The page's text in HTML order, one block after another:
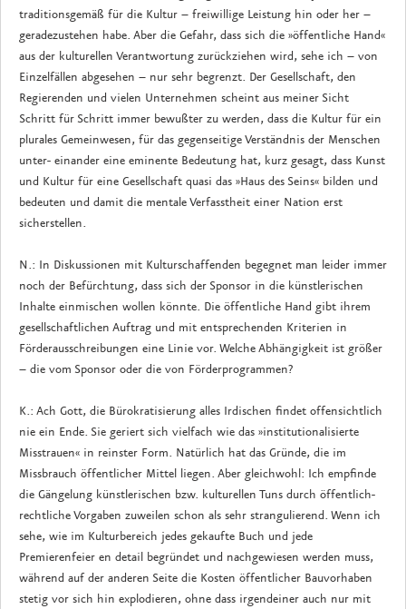
traditionsgemäß für die Kultur – freiwillige Leistung hin oder her –
geradezustehen habe. Aber die Gefahr, dass sich die »öffentliche Hand«
aus der kulturellen Verantwortung zurückziehen wird, sehe ich – von
Einzelfällen abgesehen – nur sehr begrenzt. Der Gesellschaft, den
Regierenden und vielen Unternehmen scheint aus meiner Sicht
Schritt für Schritt immer bewußter zu werden, dass die Kultur für ein
plurales Gemeinwesen, für das gegenseitige Verständnis der Menschen
unter- einander eine eminente Bedeutung hat, kurz gesagt, dass Kunst
und Kultur für eine Gesellschaft quasi das »Haus des Seins« bilden und
bedeuten und damit die mentale Verfasstheit einer Nation erst
sicherstellen.
N.: In Diskussionen mit Kulturschaffenden begegnet man leider immer
noch der Befürchtung, dass sich der Sponsor in die künstlerischen
Inhalte einmischen wollen könnte. Die öffentliche Hand gibt ihrem
gesellschaftlichen Auftrag und mit entsprechenden Kriterien in
Förderausschreibungen eine Linie vor. Welche Abhängigkeit ist größer
– die vom Sponsor oder die von Förderprogrammen?
K.: Ach Gott, die Bürokratisierung alles Irdischen findet offensichtlich
nie ein Ende. Sie geriert sich vielfach wie das »institutionalisierte
Misstrauen« in reinster Form. Natürlich hat das Gründe, die im
Missbrauch öffentlicher Mittel liegen. Aber gleichwohl: Ich empfinde
die Gängelung künstlerischen bzw. kulturellen Tuns durch öffentlich-
rechtliche Vorgaben zuweilen schon als sehr strangulierend. Wenn ich
sehe, wie im Kulturbereich jedes gekaufte Buch und jede
Premierenfeier en detail begründet und nachgewiesen werden muss,
während auf der anderen Seite die Kosten öffentlicher Bauvorhaben
stetig vor sich hin explodieren, ohne dass irgendeiner auch nur mit